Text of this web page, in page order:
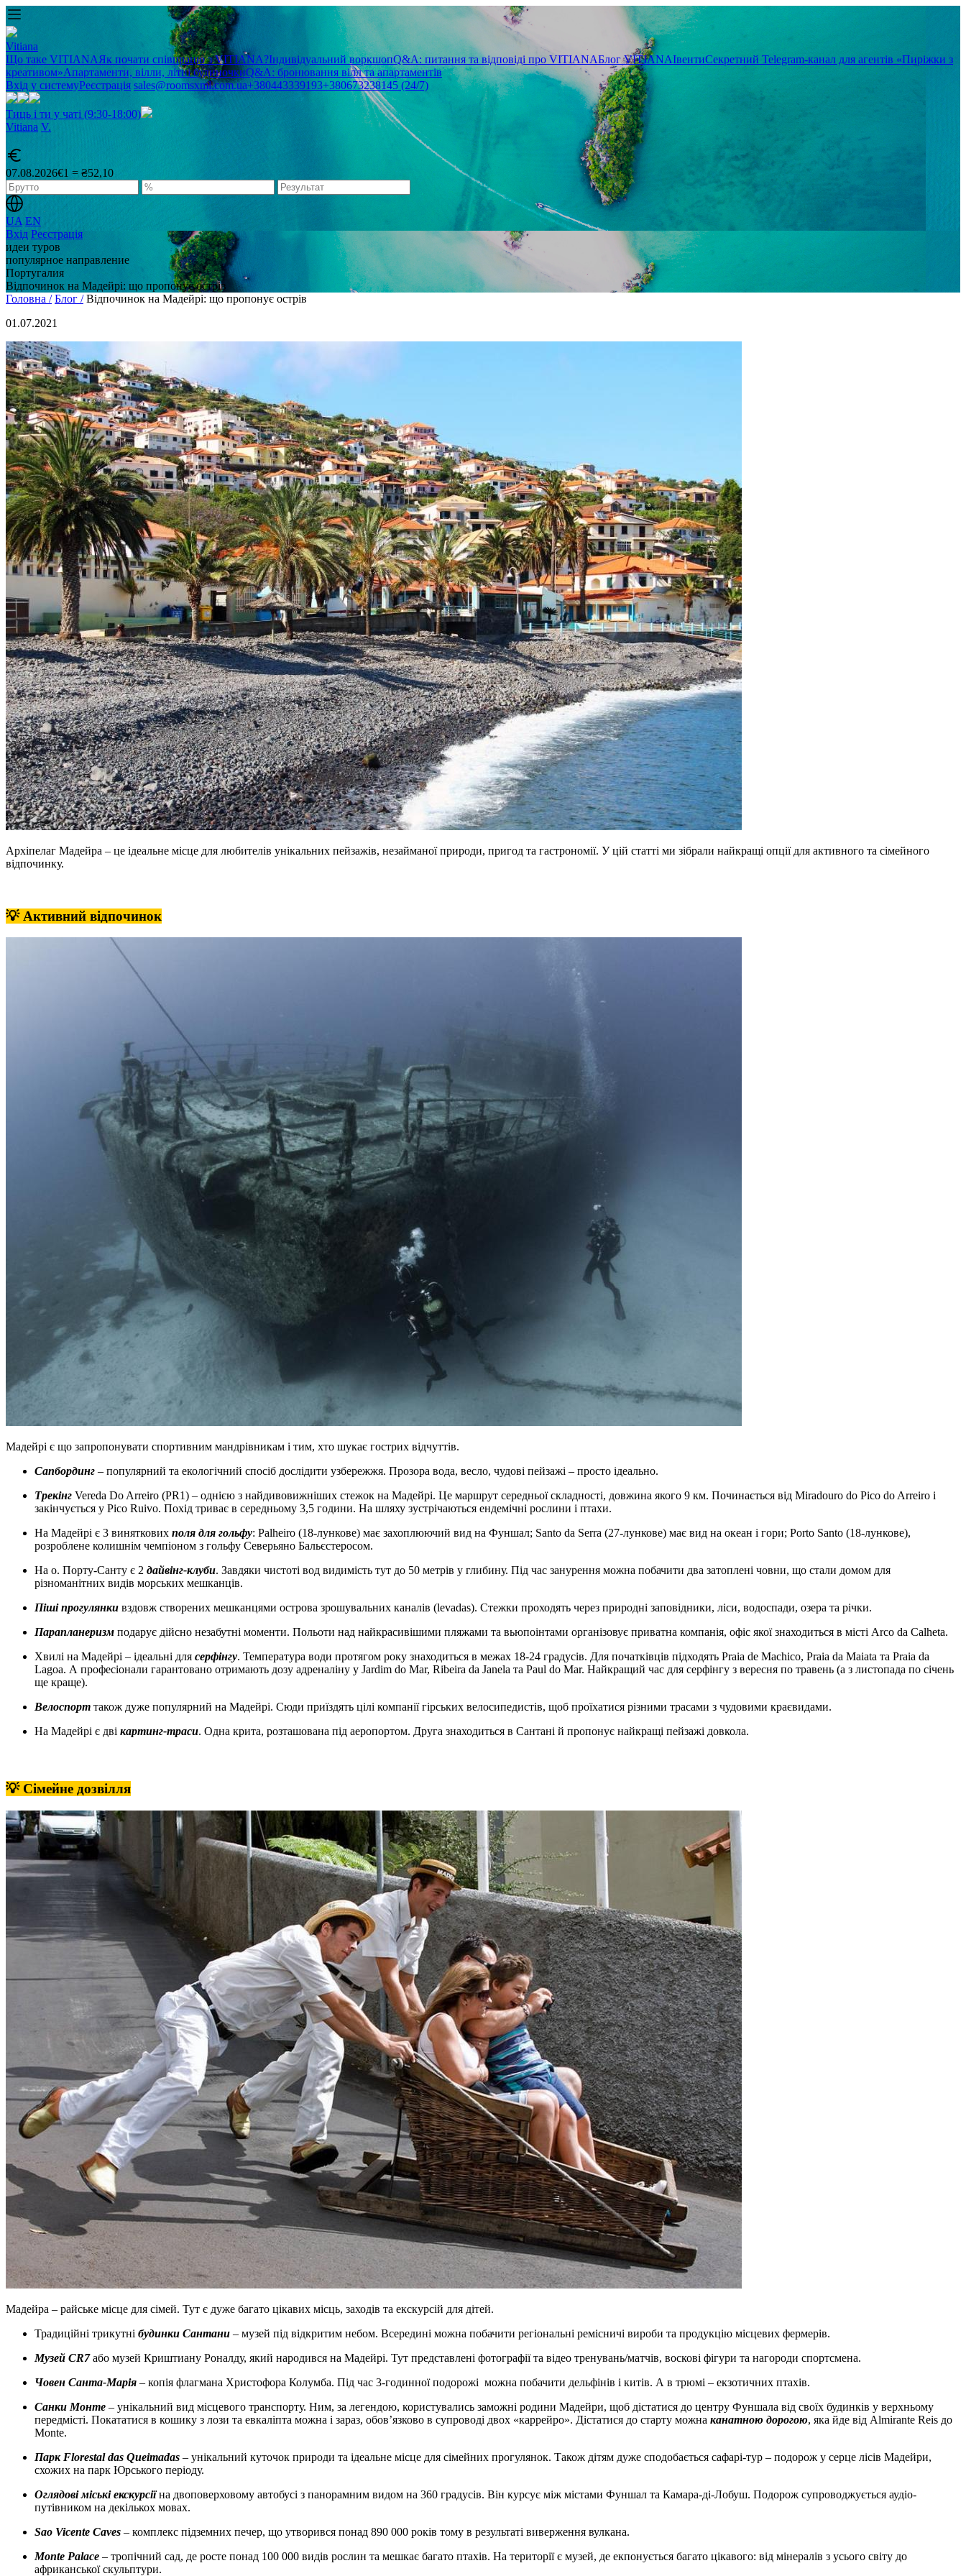
Vitiana
Що таке VITIANAЯк почати співпрацю з VITIANA?Індивідуальний воркшопQ&A: питання та відповіді про VITIANAБлог VITIANAІвентиСекретний Telegram-канал для агентів «Пиріжки з
креативом»Апартаменти, вілли, літні будиночкиQ&A: бронювання вілл та апартаментів
Вхід у системуРеєстрація sales@roomsxml.com.ua+380443339193+380673238145 (24/7)
Тиць і ти у чаті (9:30-18:00)
Vitiana V.
07.08.2026€1 = ₴52,10
UA EN
Вхід Реєстрація
идеи туров
популярное направление
Португалия
Відпочинок на Мадейрі: що пропонує острів
Головна / Блог / Відпочинок на Мадейрі: що пропонує острів
01.07.2021
Архіпелаг Мадейра – це ідеальне місце для любителів унікальних пейзажів, незайманої природи, пригод та гастрономії. У цій статті ми зібрали найкращі опції для активного та сімейного
відпочинку.
💡 Активний відпочинок
Мадейрі є що запропонувати спортивним мандрівникам і тим, хто шукає гострих відчуттів.
Сапбординг – популярний та екологічний спосіб дослідити узбережжя. Прозора вода, весло, чудові пейзажі – просто ідеально.
Трекінг Vereda Do Arreiro (PR1) – однією з найдивовижніших стежок на Мадейрі. Це маршрут середньої складності, довжина якого 9 км. Починається від Miradouro do Pico do Arreiro і
закінчується у Pico Ruivo. Похід триває в середньому 3,5 години. На шляху зустрічаються ендемічні рослини і птахи.
На Мадейрі є 3 виняткових поля для гольфу: Palheiro (18-лункове) має захоплюючий вид на Фуншал; Santo da Serra (27-лункове) має вид на океан і гори; Porto Santo (18-лункове),
розроблене колишнім чемпіоном з гольфу Северьяно Бальєстеросом.
На о. Порту-Санту є 2 дайвінг-клуби. Завдяки чистоті вод видимість тут до 50 метрів у глибину. Під час занурення можна побачити два затоплені човни, що стали домом для
різноманітних видів морських мешканців.
Піші прогулянки вздовж cтворених мешканцями острова зрошувальних каналів (levadas). Стежки проходять через природні заповідники, ліси, водоспади, озера та річки.
Парапланеризм подарує дійсно незабутні моменти. Польоти над найкрасивішими пляжами та вьюпоінтами організовує приватна компанія, офіс якої знаходиться в місті Arco da Calheta.
Хвилі на Мадейрі – ідеальні для серфінгу. Температура води протягом року знаходиться в межах 18-24 градусів. Для початківців підходять Praia de Machico, Praia da Maiata та Praia da
Lagoa. А професіонали гарантовано отримають дозу адреналіну у Jardim do Mar, Ribeira da Janela та Paul do Mar. Найкращий час для серфінгу з вересня по травень (а з листопада по січень
ще краще).
Велоспорт також дуже популярний на Мадейрі. Сюди приїздять цілі компанії гірських велосипедистів, щоб проїхатися різними трасами з чудовими краєвидами.
На Мадейрі є дві картинг-траси. Одна крита, розташована під аеропортом. Друга знаходиться в Сантані й пропонує найкращі пейзажі довкола.
💡 Сімейне дозвілля
Мадейра – райське місце для сімей. Тут є дуже багато цікавих місць, заходів та екскурсій для дітей.
Традиційні трикутні будинки Сантани – музей під відкритим небом. Всередині можна побачити регіональні ремісничі вироби та продукцію місцевих фермерів.
Музей CR7або музей Криштиану Роналду, який народився на Мадейрі. Тут представлені фотографії та відео тренувань/матчів, воскові фігури та нагороди спортсмена.
Човен Санта-Марія – копія флагмана Христофора Колумба. Під час 3-годинної подорожі можна побачити дельфінів і китів. А в трюмі – екзотичних птахів.
Санки Монте – унікальний вид місцевого транспорту. Ним, за легендою, користувались заможні родини Мадейри, щоб дістатися до центру Фуншала від своїх будинків у верхньому
передмісті. Покататися в кошику з лози та евкаліпта можна і зараз, обов’язково в супроводі двох «каррейро». Дістатися до старту можна канатною дорогою, яка йде від Almirante Reis до
Monte.
Парк Florestal das Queimadas – унікальний куточок природи та ідеальне місце для сімейних прогулянок. Також дітям дуже сподобається сафарі-тур – подорож у серце лісів Мадейри,
схожих на парк Юрського періоду.
Оглядові міські екскурсіїна двоповерховому автобусі з панорамним видом на 360 градусів. Він курсує між містами Фуншал та Камара-ді-Лобуш. Подорож супроводжується аудіо-
путівником на декількох мовах.
Sao Vicente Caves – комплекс підземних печер, що утворився понад 890 000 років тому в результаті виверження вулкана.
Monte Palace – тропічний сад, де росте понад 100 000 видів рослин та мешкає багато птахів. На території є музей, де екпонується багато цікавого: від мінералів з усього світу до
африканської скульптури.